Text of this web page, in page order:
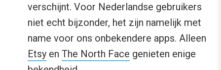
verschijnt. Voor Nederlandse gebruikers
niet echt bijzonder, het zijn namelijk met
name voor ons onbekendere apps. Alleen
Etsy en The North Face genieten enige